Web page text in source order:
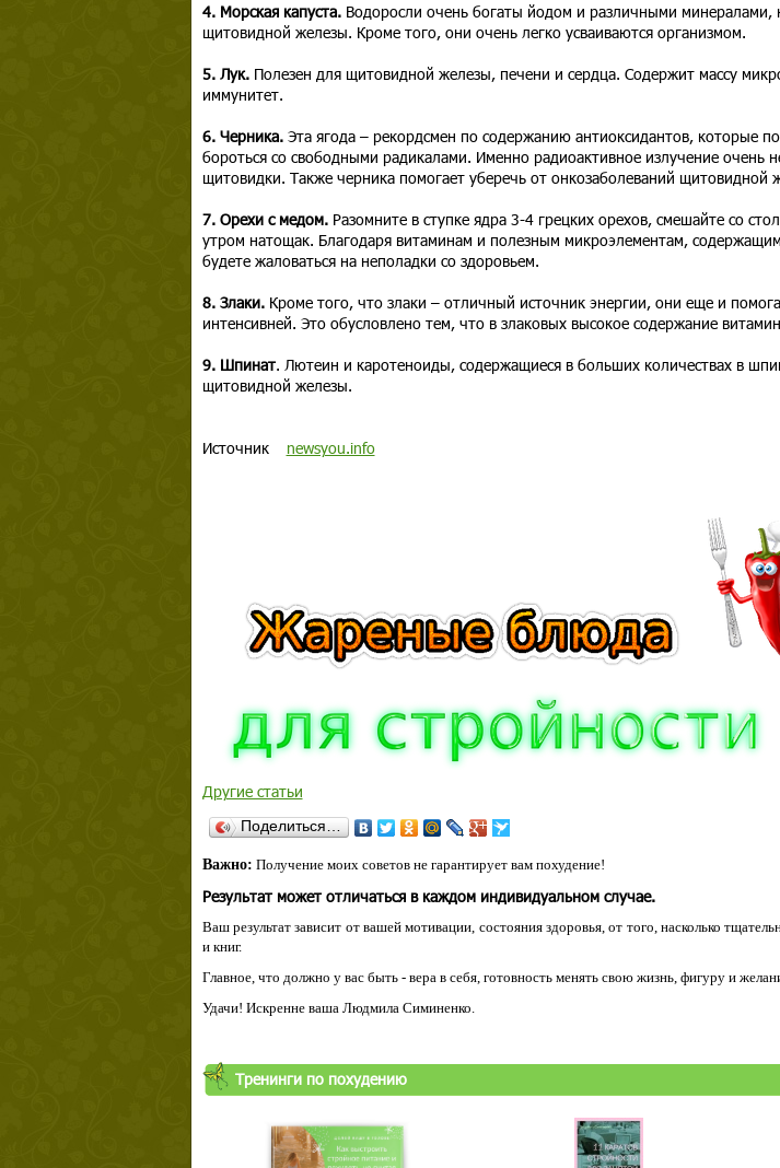
4. Морская капуста.Водоросли очень богаты йодом и различными минералами,
щитовидной железы. Кроме того, они очень легко усваиваются организмом.
5. Лук.Полезен для щитовидной железы, печени и сердца. Содержит массу
иммунитет.
6. Черника.Эта ягода – рекордсмен по содержанию антиоксидантов, которые
бороться со свободными радикалами. Именно радиоактивное излучение очень
щитовидки. Также черника помогает уберечь от онкозаболеваний щитовидной
7. Орехи с медом. Разомните в ступке ядра 3-4 грецких орехов, смешайте со
утром натощак. Благодаря витаминам и полезным микроэлементам,
будете жаловаться на неполадки со здоровьем.
8. Злаки. Кроме того, что злаки – отличный источник энергии, они еще и
интенсивней. Это обусловлено тем, что в злаковых высокое содержание
9. Шпинат. Лютеин и каротеноиды, содержащиеся в больших количествах в
щитовидной железы.
Источник newsyou.info
Другие статьи
Поделиться…
Важно: Получение моих советов не гарантирует вам похудение!
Результат может отличаться в каждом индивидуальном случае.
Ваш результат зависит от вашей мотивации, состояния здоровья, от того, насколько
и книг.
Главное, что должно у вас быть - вера в себя, готовность менять свою жизнь, фигуру и
Удачи! Искренне ваша Людмила Симиненко.
Тренинги по похудению